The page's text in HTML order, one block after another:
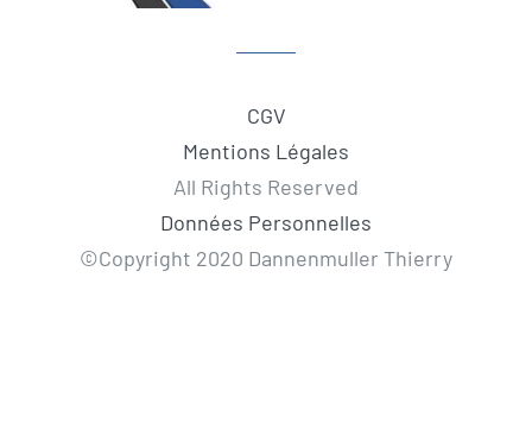
CGV
Mentions Légales
All Rights Reserved
Données Personnelles
©Copyright 2020 Dannenmuller Thierry